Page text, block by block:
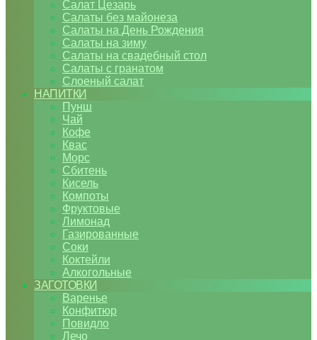
Салат Цезарь
Салаты без майонеза
Салаты на День Рождения
Салаты на зиму
Салаты на свадебный стол
Салаты с гранатом
Слоеный салат
НАПИТКИ
Пунш
Чай
Кофе
Квас
Морс
Сбитень
Кисель
Компоты
Фруктовые
Лимонад
Газированные
Соки
Коктейли
Алкогольные
ЗАГОТОВКИ
Варенье
Конфитюр
Повидло
Лечо